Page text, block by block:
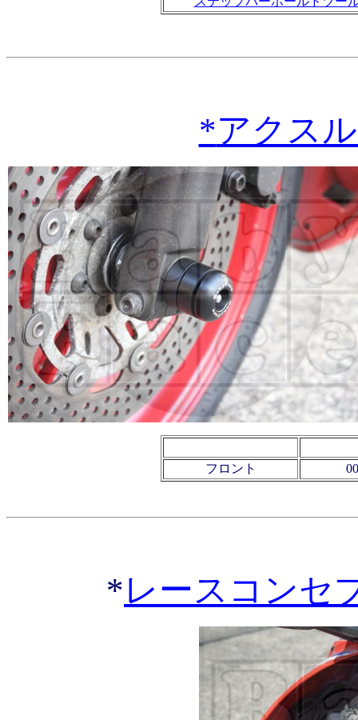
*アクス
フロント
*レースコンセ